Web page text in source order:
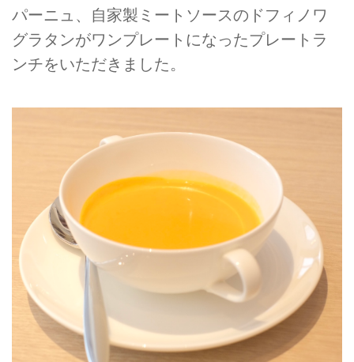
パーニュ、自家製ミートソースのドフィノワ
グラタンがワンプレートになったプレートラ
ンチをいただきました。